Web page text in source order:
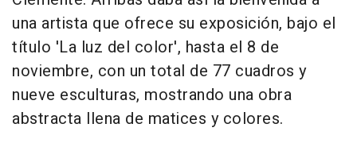
una artista que ofrece su exposición, bajo el
título 'La luz del color', hasta el 8 de
noviembre, con un total de 77 cuadros y
nueve esculturas, mostrando una obra
abstracta llena de matices y colores.